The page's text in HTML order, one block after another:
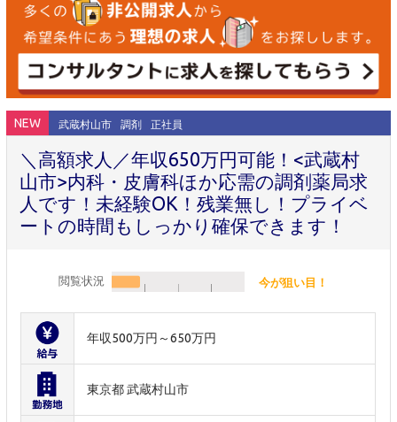
NEW 武蔵村山市 調剤 正社員
＼高額求人／年収650万円可能！<武蔵村
山市>内科・皮膚科ほか応需の調剤薬局求
人です！未経験OK！残業無し！プライベ
ートの時間もしっかり確保できます！
閲覧状況 今が狙い目！
年収500万円～650万円
東京都 武蔵村山市